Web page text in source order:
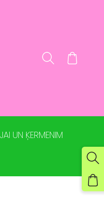
UN ĶERMENIM